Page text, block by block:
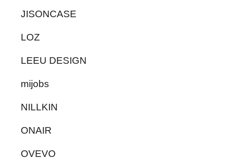
JISONCASE
LOZ
LEEU DESIGN
mijobs
NILLKIN
ONAIR
OVEVO